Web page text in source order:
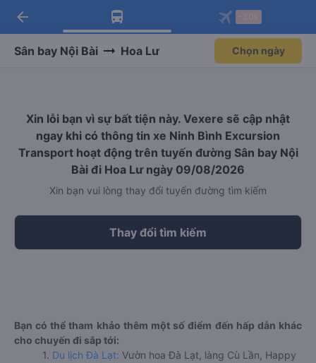
Tải app Vexere ngay!
Nhận ưu đãi thành viên độc
Mở app
Tải app Vexere
-30k/ghế khi đặt vé máy bay qua
Mở app
arrow_back
Sân bay Nội Bài Hoa Lư Chọn ngày
Xin lỗi bạn vì sự bất tiện này. Vexere sẽ cập nhật
ngay khi có thông tin xe Ninh Bình Excursion
Transport hoạt động trên tuyến đường Sân bay Nội
Bài đi Hoa Lư ngày 09/08/2026
Xin bạn vui lòng thay đổi tuyến đường tìm kiếm
Thay đổi tìm kiếm
Bạn có thể tham khảo thêm một số điểm đến hấp dẫn khác
cho chuyến đi sắp tới:
1. Du lịch Đà Lạt: Vườn hoa Đà Lạt, làng Cù Lần, Happy